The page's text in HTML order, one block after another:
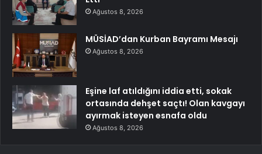
Ağustos 8, 2026
MÜSİAD’dan Kurban Bayramı Mesajı
Ağustos 8, 2026
Eşine laf atıldığını iddia etti, sokak
ortasında dehşet saçtı! Olan kavgayı
ayırmak isteyen esnafa oldu
Ağustos 8, 2026